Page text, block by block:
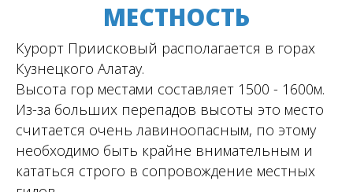
МЕСТНОСТЬ
Курорт Приисковый располагается в горах
Кузнецкого Алатау.
Высота гор местами составляет 1500 - 1600м.
Из-за больших перепадов высоты это место
считается очень лавиноопасным, по этому
необходимо быть крайне внимательным и
кататься строго в сопровождение местных